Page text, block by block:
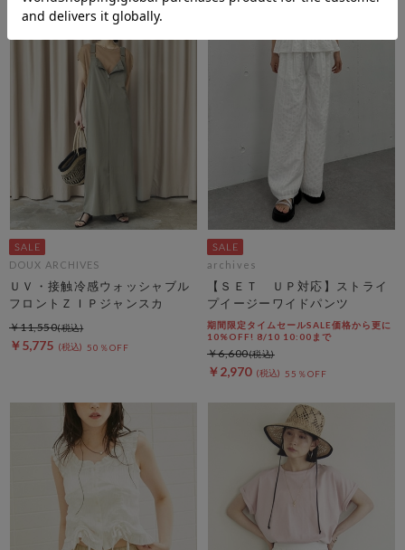
DOUX ARCHIVES
ＵＶ・接触冷感ウォッシャブル
フロントＺＩＰジャンスカ
￥5,775 50％OFF
￥11,550
archives
【ＳＥＴ ＵＰ対応】ストライ
プイージーワイドパンツ
期間限定タイムセールSALE価格から更に
10%OFF! 8/10 10:00まで
￥2,970 55％OFF
￥6,600